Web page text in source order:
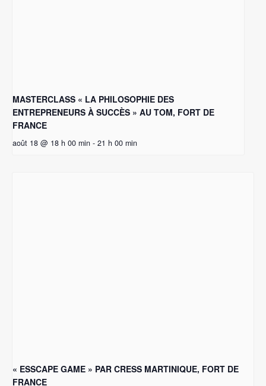
MASTERCLASS « LA PHILOSOPHIE DES
ENTREPRENEURS À SUCCÈS » AU TOM, FORT DE
FRANCE
août 18 @ 18 h 00 min - 21 h 00 min
« ESSCAPE GAME » PAR CRESS MARTINIQUE, FORT DE
FRANCE